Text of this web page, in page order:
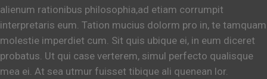
alienum rationibus philosophia,ad etiam corrumpit
interpretaris eum. Tation mucius dolorm pro in, te tamquam
molestie imperdiet cum. Sit quis ubique ei, in eum diceret
probatus. Ut qui case verterem, simul perfecto qualisque
mea ei. At sea utmur fuisset tibique ali quenean lor.